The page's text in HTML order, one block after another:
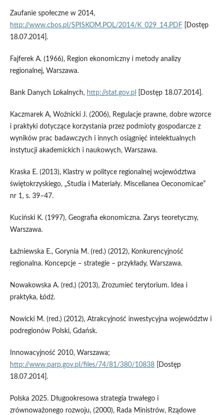
Zaufanie społeczne w 2014,
http://www.cbos.pl/SPISKOM.POL/2014/K_029_14.PDF [Dostęp
18.07.2014].
Fajferek A. (1966), Region ekonomiczny i metody analizy
regionalnej, Warszawa.
Bank Danych Lokalnych, http://stat.gov.pl [Dostęp 18.07.2014].
Kaczmarek A, Woźnicki J. (2006), Regulacje prawne, dobre wzorce
i praktyki dotyczące korzystania przez podmioty gospodarcze z
wyników prac badawczych i innych osiągnięć intelektualnych
instytucji akademickich i naukowych, Warszawa.
Kraska E. (2013), Klastry w polityce regionalnej województwa
świętokrzyskiego, „Studia i Materiały. Miscellanea Oeconomicae”
nr 1, s. 39–47.
Kuciński K. (1997), Geografia ekonomiczna. Zarys teoretyczny,
Warszawa.
Łaźniewska E., Gorynia M. (red.) (2012), Konkurencyjność
regionalna. Koncepcje – strategie – przykłady, Warszawa.
Nowakowska A. (red.) (2013), Zrozumieć terytorium. Idea i
praktyka, Łódź.
Nowicki M. (red.) (2012), Atrakcyjność inwestycyjna województw i
podregionów Polski, Gdańsk.
Innowacyjność 2010, Warszawa;
http://www.parp.gov.pl/files/74/81/380/10838[Dostęp
18.07.2014].
Polska 2025. Długookresowa strategia trwałego i
zrównoważonego rozwoju, (2000), Rada Ministrów, Rządowe